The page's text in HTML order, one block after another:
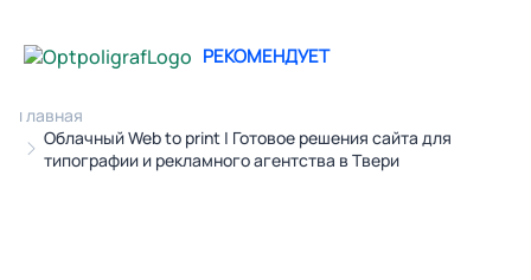
Главная
Облачный Web to print | Готовое решения сайта для
типографии и рекламного агентства в Твери
РЕКОМЕНДУЕТ